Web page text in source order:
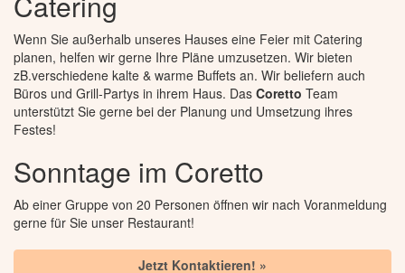
Wenn Sie außerhalb unseres Hauses eine Feier mit Catering
planen, helfen wir gerne Ihre Pläne umzusetzen. Wir bieten
zB.verschiedene kalte & warme Buffets an. Wir beliefern auch
Büros und Grill-Partys in ihrem Haus. Das Coretto Team
unterstützt Sie gerne bei der Planung und Umsetzung ihres
Festes!
Sonntage im Coretto
Ab einer Gruppe von 20 Personen öffnen wir nach Voranmeldung
gerne für Sie unser Restaurant!
Jetzt Kontaktieren! »